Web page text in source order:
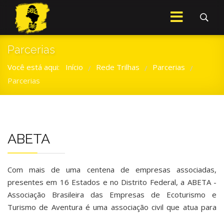
Parcerias
Você está aqui: Início / Rede Trilhas / Parcerias /
Parcerias
ABETA
Com mais de uma centena de empresas associadas,
presentes em 16 Estados e no Distrito Federal, a ABETA -
Associação Brasileira das Empresas de Ecoturismo e
Turismo de Aventura é uma associação civil que atua para